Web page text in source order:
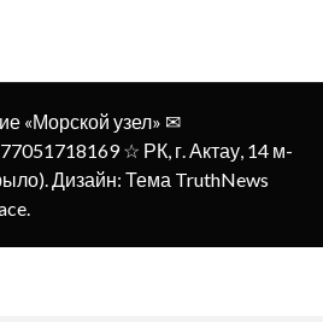
«Морской узел» ✉︎
☆ РК, г. Актау, 14 м-
Дизайн: Тема TruthNews
.